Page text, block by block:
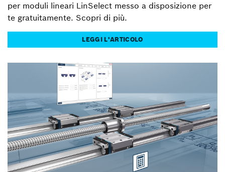
per moduli lineari LinSelect messo a disposizione per
te gratuitamente. Scopri di più.
LEGGI L'ARTICOLO